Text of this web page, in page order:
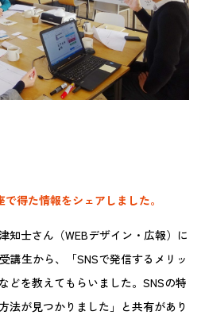
得た情報をシェアしました。
知士さん（WEBデザイン・広報）に
講生から、「SNSで発信するメリッ
どを教えてもらいました。SNSの特
法が見つかりました」と共有があり